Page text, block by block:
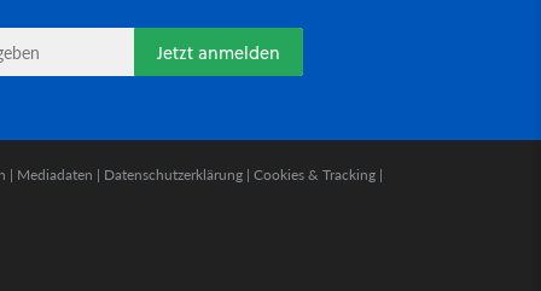
Jetzt anmelden
| Mediadaten | Datenschutzerklärung | Cookies & Tracking |